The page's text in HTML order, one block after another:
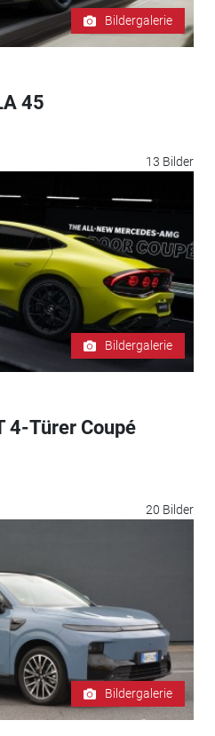
Bildergalerie
45
13 Bilder
Bildergalerie
4-Türer Coupé
20 Bilder
Bildergalerie